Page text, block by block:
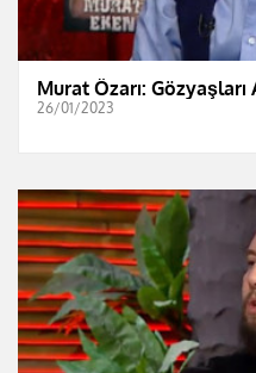
Murat Özarı:
26/01/2023